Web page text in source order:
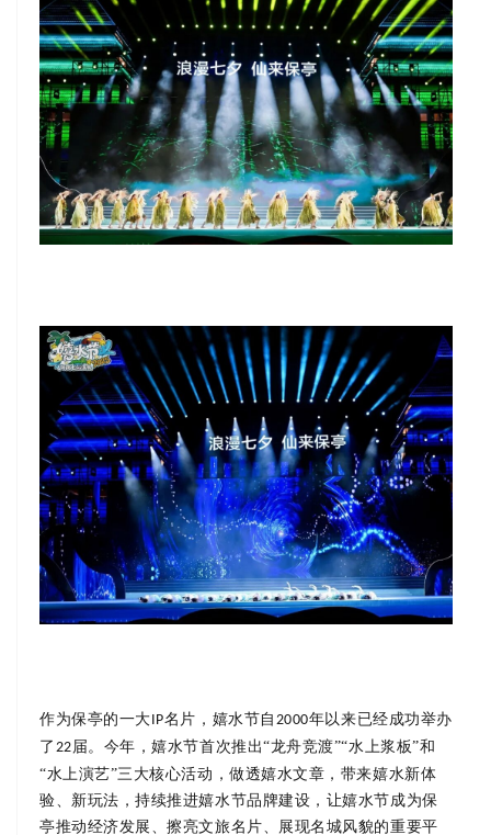
作为保亭的一大IP名片，嬉水节自 2000年以来已经成功举办
了 22 届。今年，嬉水节首次推出“龙舟竞渡”“水上浆板”和
“水上演艺”三大核心活动，做透嬉水文章，带来嬉水新体
验、新玩法，持续推进嬉水节品牌建设，让嬉水节成为保
亭推动经济发展、擦亮文旅名片、展现名城风貌的重要平